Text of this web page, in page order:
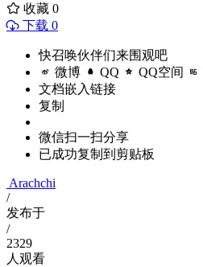
收藏 0
下载 0
快召唤伙伴们来围观吧
微博 QQ QQ空间
文档嵌入链接
复制
微信扫一扫分享
已成功复制到剪贴板
Arachchi
/
发布于
/
2329
人观看